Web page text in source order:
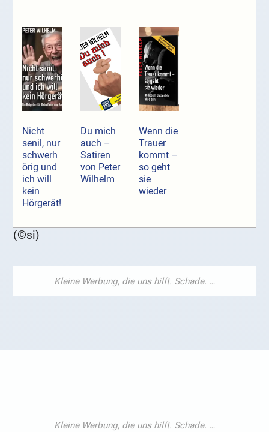
Nicht
senil, nur
schwerh
örig und
ich will
kein
Hörgerät!
Du mich
auch –
Satiren
von Peter
Wilhelm
Wenn die
Trauer
kommt –
so geht
sie
wieder
(©si)